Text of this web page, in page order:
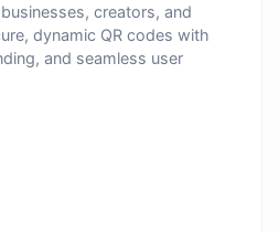
creators, and
dynamic QR codes with
and seamless user